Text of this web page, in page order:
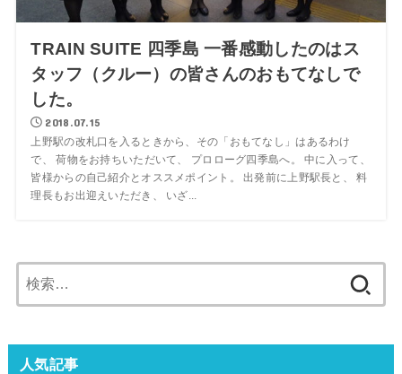
TRAIN SUITE 四季島 一番感動したのはス
タッフ（クルー）の皆さんのおもてなしで
した。
2018.07.15
上野駅の改札口を入るときから、その「おもてなし」はあるわけ
で、 荷物をお持ちいただいて、 プロローグ四季島へ。 中に入って、
皆様からの自己紹介とオススメポイント。 出発前に上野駅長と、 料
理長もお出迎えいただき、 いざ...
索:
人気記事